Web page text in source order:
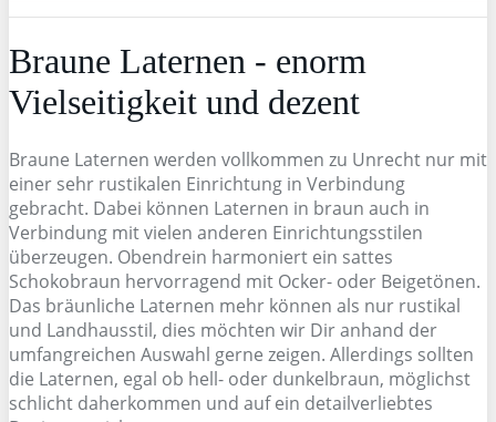
Braune Laternen - enorm
Vielseitigkeit und dezent
Braune Laternen werden vollkommen zu Unrecht nur mit
einer sehr rustikalen Einrichtung in Verbindung
gebracht. Dabei können Laternen in braun auch in
Verbindung mit vielen anderen Einrichtungsstilen
überzeugen. Obendrein harmoniert ein sattes
Schokobraun hervorragend mit Ocker- oder Beigetönen.
Das bräunliche Laternen mehr können als nur rustikal
und Landhausstil, dies möchten wir Dir anhand der
umfangreichen Auswahl gerne zeigen. Allerdings sollten
die Laternen, egal ob hell- oder dunkelbraun, möglichst
schlicht daherkommen und auf ein detailverliebtes